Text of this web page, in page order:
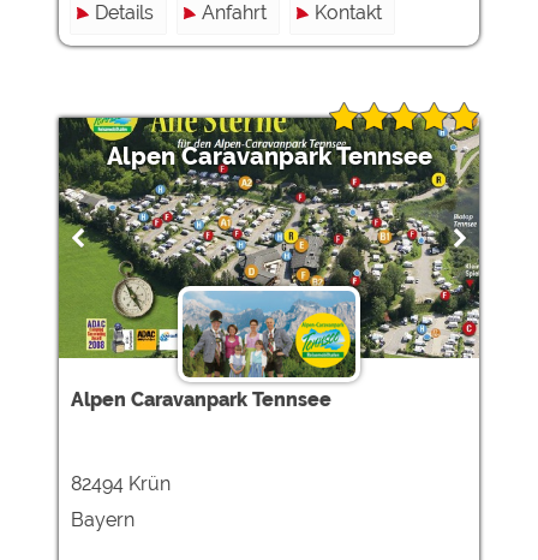
Details Anfahrt Kontakt
Alpen Caravanpark Tennsee
Alpen Caravanpark Tennsee
82494 Krün
Bayern